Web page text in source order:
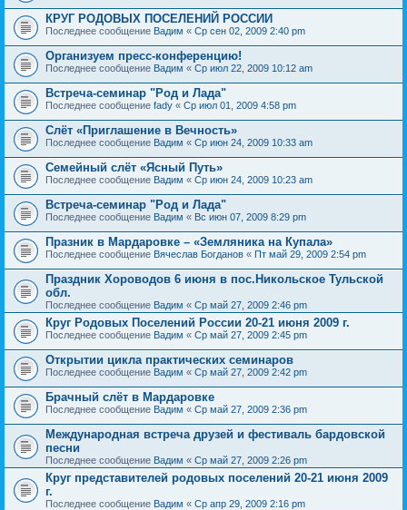
КРУГ РОДОВЫХ ПОСЕЛЕНИЙ РОССИИ
Последнее сообщение Вадим « Ср сен 02, 2009 2:40 pm
Организуем пресс-конференцию!
Последнее сообщение Вадим « Ср июл 22, 2009 10:12 am
Встреча-семинар "Род и Лада"
Последнее сообщение fady « Ср июл 01, 2009 4:58 pm
Слёт «Приглашение в Вечность»
Последнее сообщение Вадим « Ср июн 24, 2009 10:33 am
Семейный слёт «Ясный Путь»
Последнее сообщение Вадим « Ср июн 24, 2009 10:23 am
Встреча-семинар "Род и Лада"
Последнее сообщение Вадим « Вс июн 07, 2009 8:29 pm
Празник в Мардаровке – «Земляника на Купала»
Последнее сообщение Вячеслав Богданов « Пт май 29, 2009 2:54 pm
Праздник Хороводов 6 июня в пос.Никольское Тульской
обл.
Последнее сообщение Вадим « Ср май 27, 2009 2:46 pm
Круг Родовых Поселений России 20-21 июня 2009 г.
Последнее сообщение Вадим « Ср май 27, 2009 2:45 pm
Открытии цикла практических семинаров
Последнее сообщение Вадим « Ср май 27, 2009 2:42 pm
Брачный слёт в Мардаровке
Последнее сообщение Вадим « Ср май 27, 2009 2:36 pm
Международная встреча друзей и фестиваль бардовской
песни
Последнее сообщение Вадим « Ср май 27, 2009 2:26 pm
Круг представителей родовых поселений 20-21 июня 2009
г.
Последнее сообщение Вадим « Ср апр 29, 2009 2:16 pm